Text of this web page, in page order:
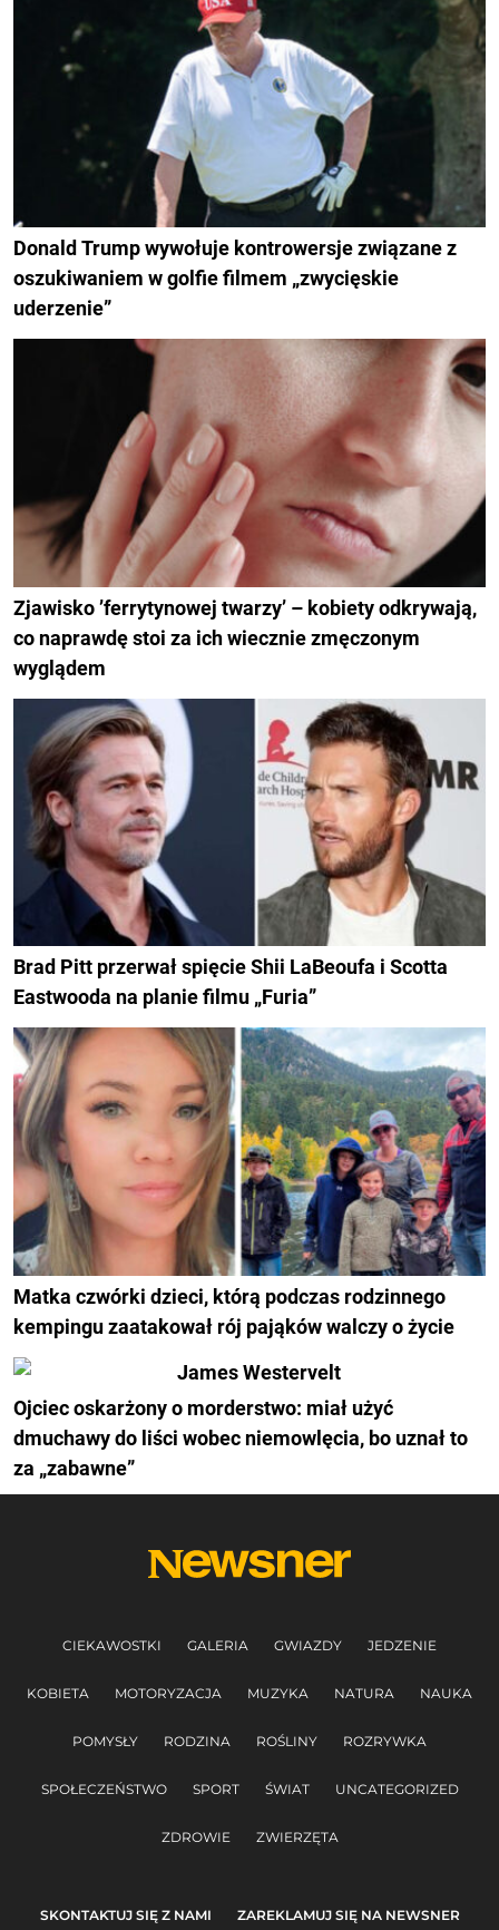
Donald Trump wywołuje kontrowersje związane z
oszukiwaniem w golfie filmem „zwycięskie
uderzenie”
Zjawisko ’ferrytynowej twarzy’ – kobiety odkrywają,
co naprawdę stoi za ich wiecznie zmęczonym
wyglądem
Brad Pitt przerwał spięcie Shii LaBeoufa i Scotta
Eastwooda na planie filmu „Furia”
Matka czwórki dzieci, którą podczas rodzinnego
kempingu zaatakował rój pająków walczy o życie
Ojciec oskarżony o morderstwo: miał użyć
dmuchawy do liści wobec niemowlęcia, bo uznał to
za „zabawne”
CIEKAWOSTKI GALERIA GWIAZDY JEDZENIE
KOBIETA MOTORYZACJA MUZYKA NATURA NAUKA
POMYSŁY RODZINA ROŚLINY ROZRYWKA
SPOŁECZEŃSTWO SPORT ŚWIAT UNCATEGORIZED
ZDROWIE ZWIERZĘTA
SKONTAKTUJ SIĘ Z NAMI ZAREKLAMUJ SIĘ NA NEWSNER